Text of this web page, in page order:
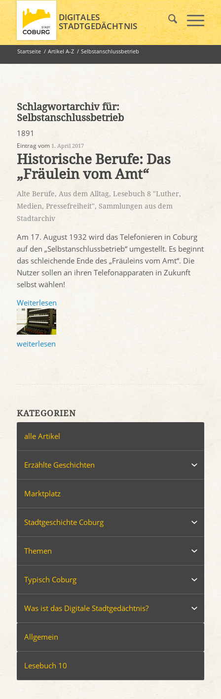
DIGITALES
STADTGEDÄCHTNIS
Startseite / Artikel A-Z / Selbstanschlussbetrieb
Schlagwortarchiv für:
Selbstanschlussbetrieb
1891
Eintrag vom 1. April 2017
Historische Berufe: Das
„Fräulein vom Amt“
Alte Berufe, Aus dem Alltag, Lesebuch 8 "Luther,
Medien, Pressefreiheit", Sammlungen aus dem
Stadtarchiv
Am 17. August 1932 wird das Telefonieren in Coburg
auf den „Selbstanschlussbetrieb“ umgestellt. Es beginnt
das schleichende Ende des „Fräuleins vom Amt“. Die
Nutzer sollen an ihren Telefonapparaten in Zukunft
selbst wählen!
Weiterlesen
weiterlesen
KATEGORIEN
alle Artikel
Erzählte Geschichten
Marktplatz
Stadtgeschichte Coburg
Themen
Typisch Coburg
Was ist das Digitale Stadtgedächtnis?
Allgemein
Lesebuch 10